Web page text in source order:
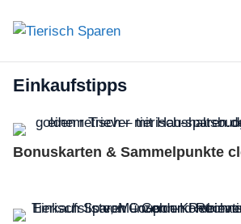
Inhalt
Einkaufstipps
Bonuskarten & Sammelpunkte